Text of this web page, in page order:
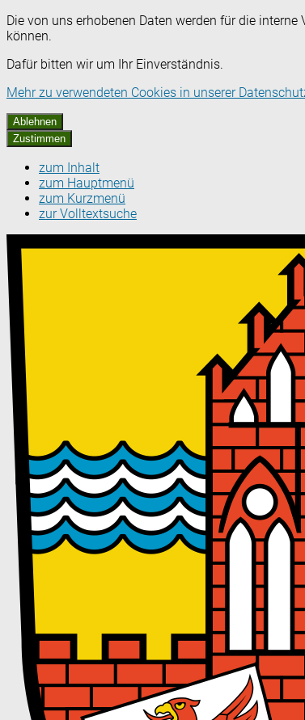
Die von uns erhobenen Daten werden für die
können.
Dafür bitten wir um Ihr Einverständnis.
Mehr zu verwendeten Cookies in unserer
Ablehnen
Zustimmen
zum Inhalt
zum Hauptmenü
zum Kurzmenü
zur Volltextsuche